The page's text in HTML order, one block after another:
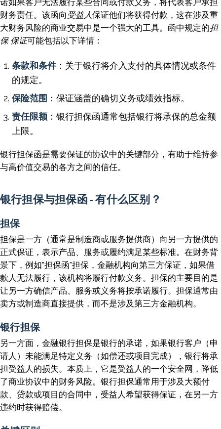
诺如果客户无法履行某些合同或付款义务，将代表客户承担
财务责任。该函向 受益人保证他们将获得付款，这在涉及重
大财务风险的商业交易中是一个强大的工具。函中规定的担
保 保证可能包括以下详情：
条款和条件：关于银行将介入支付的具体情况或条件
的规定。
保险范围 ：保证涵盖的确切义务或绩效指标。
责任限额 ：银行担保函通常包括银行将承保的总金额
上限。
银行担保函是需要保证的协议中的关键部分，有助于维持参
与高价值交易的各方之间的信任。
银行担保与担保函 - 有什么区别？
担保
担保是一方（通常是制造商或服务提供商）向另一方提供的
正式保证，表示产品、服务或履约满足某些标准。在财务背
景下，例如"担保函"担保，金融机构向第三方保证，如果借
款人无法履行，该机构将履行付款义务。担保的主要目的是
让另一方确信产品、服务或义务将按承诺履行。担保通常由
卖方或制造商直接提供，而不是涉及第三方金融机构。
银行担保
另一方面，金融银行担保是银行的承诺，如果银行客户（申
请人）未能满足特定义务（如偿还或项目完成），银行将承
担受益人的损失。本质上，它是受益人的一个安全网，降低
了商业协议中的财务风险。银行担保通常用于涉及大额付
款、贷款或项目的合同中，受益人希望获得保证，在另一方
违约时获得赔偿。